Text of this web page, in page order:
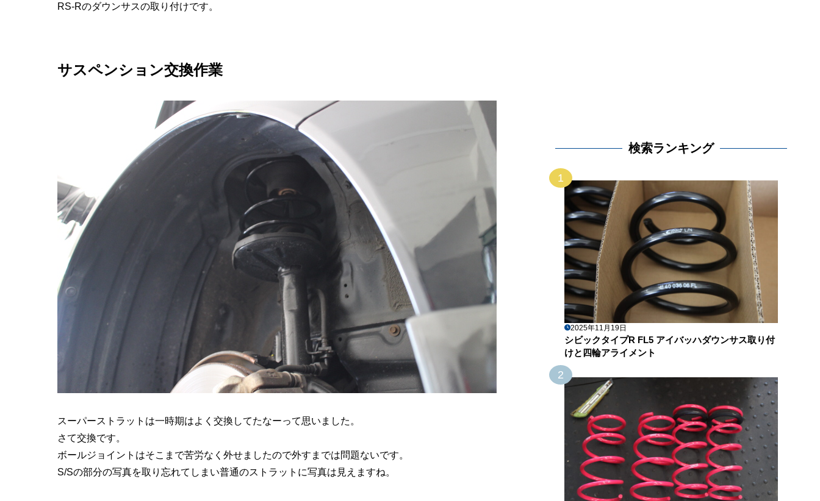
RS-Rのダウンサスの取り付けです。
サスペンション交換作業
スーパーストラットは一時期はよく交換してたなーって思いました。
さて交換です。
ボールジョイントはそこまで苦労なく外せましたので外すまでは問題ないです。
S/Sの部分の写真を取り忘れてしまい普通のストラットに写真は見えますね。
検索ランキング
1
2025年11月19日
シビックタイプR FL5 アイバッハダウンサス取り付
けと四輪アライメント
2